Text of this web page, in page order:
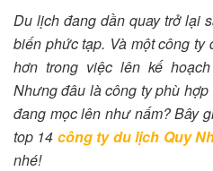
Du lịch đang dần quay trở lại
biến phức tạp. Và một công
hơn trong việc lên kế
Nhưng đâu là công ty phù
đang mọc lên như nấm? Bây
top 14 công ty du lịch Quy
nhé!